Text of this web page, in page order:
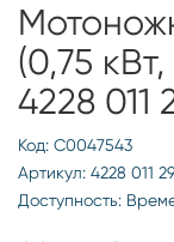
(0,75
4228 011
Код: С0047543
Артикул: 4228 011
Доступность: